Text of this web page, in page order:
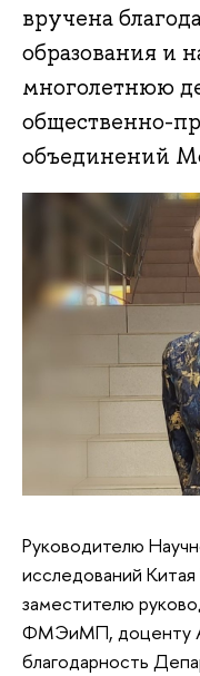
вручена
образования и
многолетнюю
общественно-
объединений
Руководителю
исследований
заместителю
ФМЭиМП, доценту
благодарность